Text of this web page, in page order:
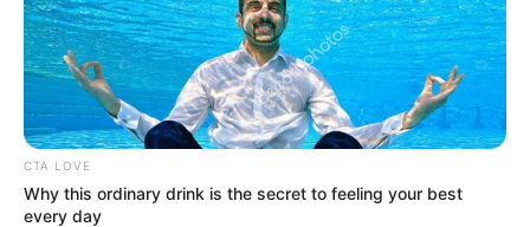
CTA LOVE
Why this ordinary drink is the secret to feeling your best
every day